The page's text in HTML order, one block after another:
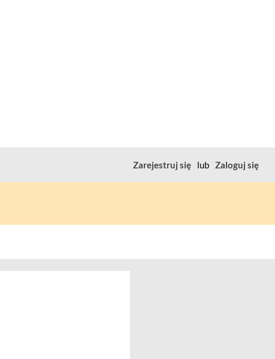
Zarejestruj się lub Zaloguj się